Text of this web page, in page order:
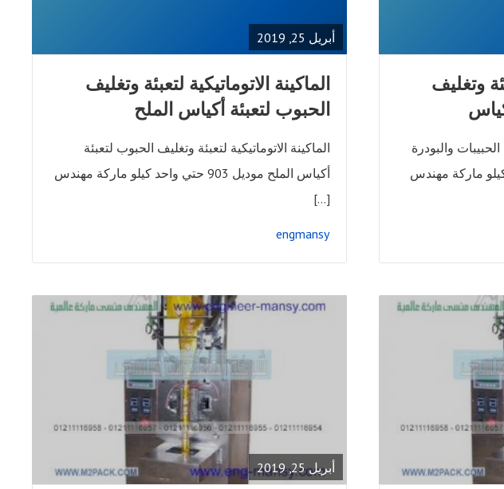
وتغليف
الحبيبات والبودرة
حتي واحد كيلو ماركة مهندس
أبريل 25, 2019
الماكينة الاتوماتيكية لتعبئة وتغليف
الحبوب لتعبئة أكياس الملح
الماكينة الاتوماتيكية لتعبئة وتغليف الحبوب لتعبئة
أكياس الملح موديل 903 حتي واحد كيلو ماركة مهندس
[…]
engmansy
أبريل 25, 2019
READ
FULL
POST